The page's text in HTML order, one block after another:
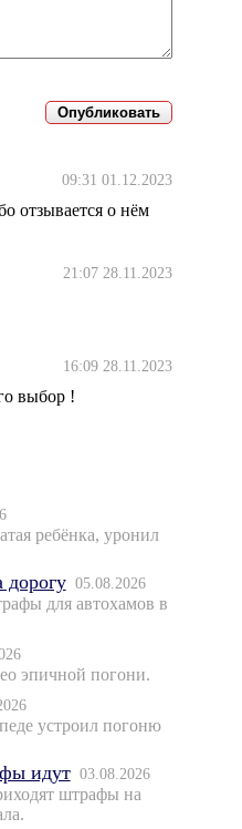
09:31 01.12.2023
отзывается о нём
21:07 28.11.2023
16:09 28.11.2023
выбор !
ребёнка, уронил
дорогу 05.08.2026
для автохамов в
эпичной погони.
устроил погоню
идут 03.08.2026
штрафы на